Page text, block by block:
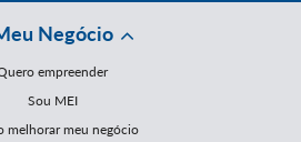
Negócio
empreender
Sou MEI
melhorar meu negócio